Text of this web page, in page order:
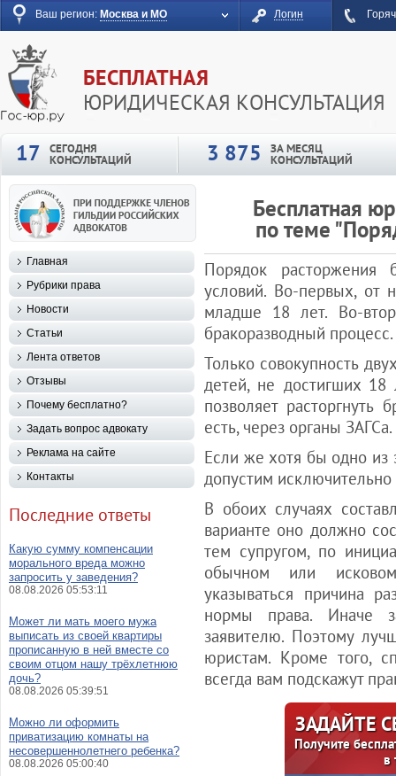
Ваш регион: Москва и МО Логин
БЕСПЛАТНАЯ
ЮРИДИЧЕСКАЯ КОНСУЛЬТАЦИЯ
17
СЕГОДНЯ
КОНСУЛЬТАЦИЙ 3 875 ЗА МЕСЯЦ
КОНСУЛЬТАЦИЙ
Бесплатная
по теме
Порядок расторжения
условий. Во-первых, от
младше 18 лет. Во-
бракоразводный процесс.
Только совокупность
детей, не достигших 18
позволяет расторгнуть
есть, через органы ЗАГСа.
Если же хотя бы одно из
допустим
В обоих случаях
варианте оно должно
тем супругом, по
обычном или
указываться причина
нормы права. Иначе
заявителю. Поэтому
юристам. Кроме того,
всегда вам подскажут
ЗАДАЙТЕ
Получите
в
Главная
Рубрики права
Новости
Статьи
Лента ответов
Отзывы
Почему бесплатно?
Задать вопрос адвокату
Реклама на сайте
Контакты
Последние ответы
Какую сумму компенсации
морального вреда можно
запросить у заведения?
08.08.2026 05:53:11
Может ли мать моего мужа
выписать из своей квартиры
прописанную в ней вместе со
своим отцом нашу трёхлетнюю
дочь?
08.08.2026 05:39:51
Можно ли оформить
приватизацию комнаты на
несовершеннолетнего ребенка?
08.08.2026 05:00:40